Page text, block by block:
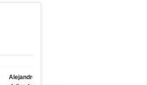
Alejandro Riaño sufre